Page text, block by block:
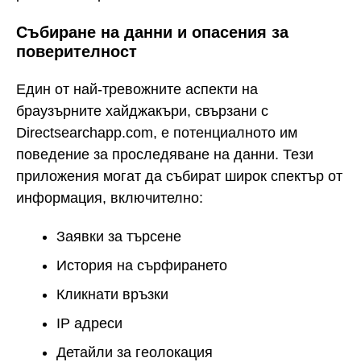
Събиране на данни и опасения за
поверителност
Един от най-тревожните аспекти на
браузърните хайджакъри, свързани с
Directsearchapp.com, е потенциалното им
поведение за проследяване на данни. Тези
приложения могат да събират широк спектър от
информация, включително:
Заявки за търсене
История на сърфирането
Кликнати връзки
IP адреси
Детайли за геолокация